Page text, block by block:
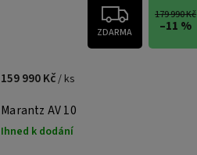
ZDARMA
179 990 Kč
–11 %
Marantz AV 10
Ihned k dodání
159 990 Kč/ ks